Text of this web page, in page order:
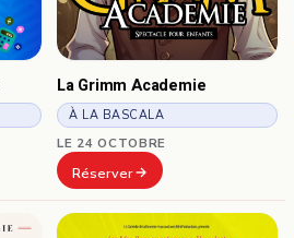
La Grimm Academie
À LA BASCALA
LE 24 OCTOBRE
Réserver